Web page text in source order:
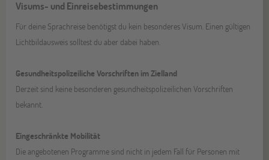
Visums- und Einreisebestimmungen
Für deine Sprachreise benötigst du kein besonderes Visum. Einen gültigen
Lichtbildausweis solltest du aber dabei haben.
Gesundheitspolizeiliche Vorschriften im Zielland
Derzeit sind keine besonderen gesundheitspolizeilichen Vorschriften
bekannt.
Eingeschränkte Mobilität
Die angebotenen Programme sind nicht in jedem Fall für Personen mit